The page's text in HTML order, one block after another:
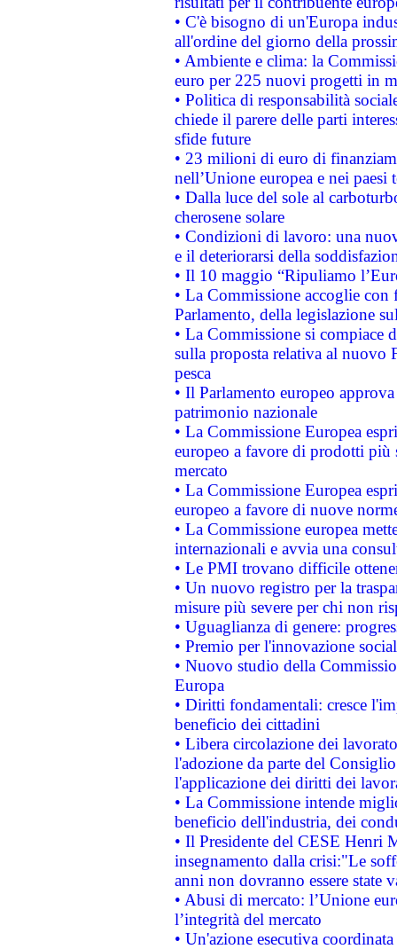
• C'è bisogno di un'Europa
all'ordine del giorno della
• Ambiente e clima: la
euro per 225 nuovi progetti in
• Politica di responsabilità
chiede il parere delle parti
sfide future
• 23 milioni di euro di
nell’Unione europea e nei paesi
• Dalla luce del sole al
cherosene solare
• Condizioni di lavoro: una
e il deteriorarsi della
• Il 10 maggio “Ripuliamo
• La Commissione accoglie
Parlamento, della legislazione
• La Commissione si compiace
sulla proposta relativa al nuovo
pesca
• Il Parlamento europeo
patrimonio nazionale
• La Commissione Europea
europeo a favore di prodotti
mercato
• La Commissione Europea
europeo a favore di nuove
• La Commissione europea
internazionali e avvia una
• Le PMI trovano difficile
• Un nuovo registro per la
misure più severe per chi non
• Uguaglianza di genere:
• Premio per l'innovazione
• Nuovo studio della
Europa
• Diritti fondamentali: cresce
beneficio dei cittadini
• Libera circolazione dei
l'adozione da parte del
l'applicazione dei diritti dei
• La Commissione intende
beneficio dell'industria, dei
• Il Presidente del CESE Henri
insegnamento dalla crisi:"Le
anni non dovranno essere state
• Abusi di mercato: l’Unione
l’integrità del mercato
• Un'azione esecutiva